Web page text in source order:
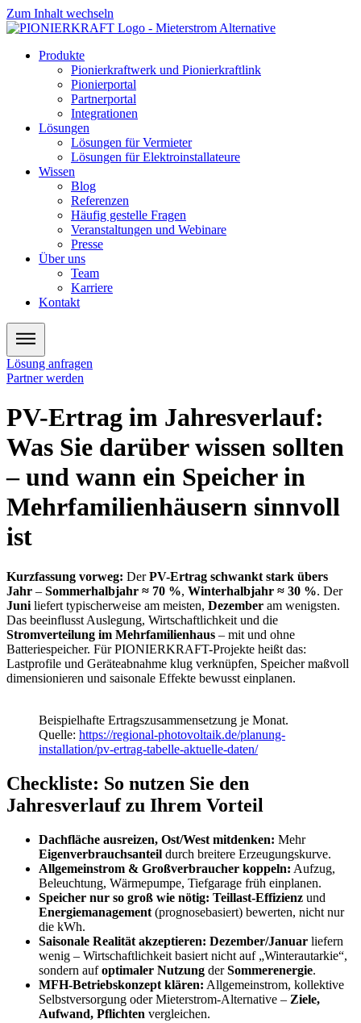
Zum Inhalt wechseln
Produkte
Pionierkraftwerk und Pionierkraftlink
Pionierportal
Partnerportal
Integrationen
Lösungen
Lösungen für Vermieter
Lösungen für Elektroinstallateure
Wissen
Blog
Referenzen
Häufig gestelle Fragen
Veranstaltungen und Webinare
Presse
Über uns
Team
Karriere
Kontakt
Lösung anfragen
Partner werden
PV-Ertrag im Jahresverlauf:
Was Sie darüber wissen sollten
– und wann ein Speicher in
Mehrfamilienhäusern sinnvoll
ist
Kurzfassung vorweg: DerPV-Ertrag schwankt stark übers
Jahr – Sommerhalbjahr ≈ 70 %, Winterhalbjahr ≈ 30 %. Der
Juni liefert typischerweise am meisten, Dezember am wenigsten.
Das beeinflusst Auslegung, Wirtschaftlichkeit und die
Stromverteilung im Mehrfamilienhaus – mit und ohne
Batteriespeicher. Für PIONIERKRAFT-Projekte heißt das:
Lastprofile und Geräteabnahme klug verknüpfen, Speicher maßvoll
dimensionieren und saisonale Effekte bewusst einplanen.
Beispielhafte Ertragszusammensetzung je Monat.
Quelle: https://regional-photovoltaik.de/planung-
installation/pv-ertrag-tabelle-aktuelle-daten/
Checkliste: So nutzen Sie den
Jahresverlauf zu Ihrem Vorteil
Dachfläche ausreizen, Ost/West mitdenken: Mehr
Eigenverbrauchsanteil durch breitere Erzeugungskurve.
Allgemeinstrom & Großverbraucher koppeln: Aufzug,
Beleuchtung, Wärmepumpe, Tiefgarage früh einplanen.
Speicher nur so groß wie nötig: Teillast-Effizienz und
Energiemanagement (prognosebasiert) bewerten, nicht nur
die kWh.
Saisonale Realität akzeptieren: Dezember/Januar liefern
wenig – Wirtschaftlichkeit basiert nicht auf „Winterautarkie“,
sondern aufoptimaler Nutzung derSommerenergie.
MFH-Betriebskonzept klären: Allgemeinstrom, kollektive
Selbstversorgung oder Mieterstrom-Alternative – Ziele,
Aufwand, Pflichten vergleichen.